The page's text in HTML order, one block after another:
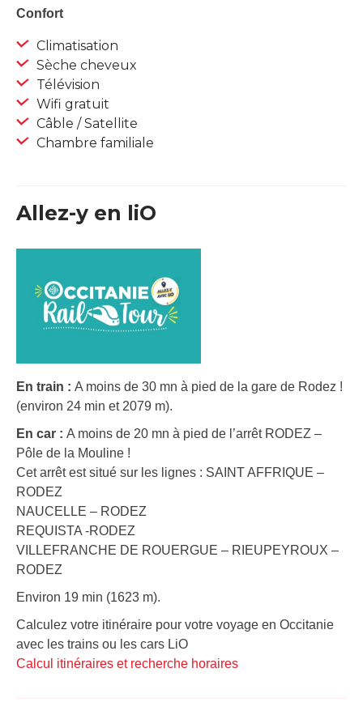
Confort
Climatisation
Sèche cheveux
Télévision
Wifi gratuit
Câble / Satellite
Chambre familiale
Allez-y en liO
En train : A moins de 30 mn à pied de la gare de Rodez !
(environ 24 min et 2079 m).
En car : A moins de 20 mn à pied de l’arrêt RODEZ –
Pôle de la Mouline !
Cet arrêt est situé sur les lignes : SAINT AFFRIQUE –
RODEZ
NAUCELLE – RODEZ
REQUISTA -RODEZ
VILLEFRANCHE DE ROUERGUE – RIEUPEYROUX –
RODEZ
Environ 19 min (1623 m).
Calculez votre itinéraire pour votre voyage en Occitanie
avec les trains ou les cars LiO
Calcul itinéraires et recherche horaires